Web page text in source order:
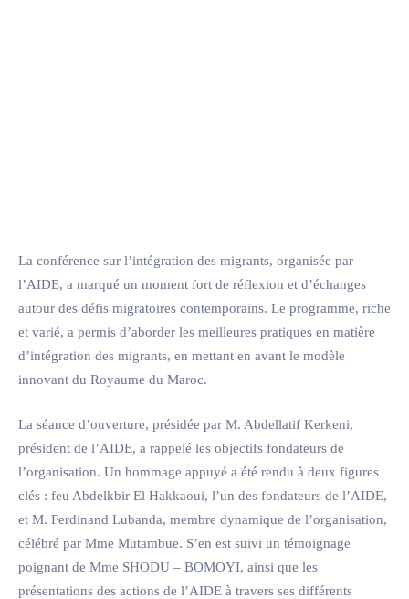
La conférence sur l’intégration des migrants, organisée par
l’AIDE, a marqué un moment fort de réflexion et d’échanges
autour des défis migratoires contemporains. Le programme, riche
et varié, a permis d’aborder les meilleures pratiques en matière
d’intégration des migrants, en mettant en avant le modèle
innovant du Royaume du Maroc.
La séance d’ouverture, présidée par M. Abdellatif Kerkeni,
président de l’AIDE, a rappelé les objectifs fondateurs de
l’organisation. Un hommage appuyé a été rendu à deux figures
clés : feu Abdelkbir El Hakkaoui, l’un des fondateurs de l’AIDE,
et M. Ferdinand Lubanda, membre dynamique de l’organisation,
célébré par Mme Mutambue. S’en est suivi un témoignage
poignant de Mme SHODU – BOMOYI, ainsi que les
présentations des actions de l’AIDE à travers ses différents